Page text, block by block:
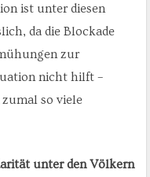
ist unter diesen
da die Blockade
zur
nicht hilft –
zumal so viele
unter den Völkern